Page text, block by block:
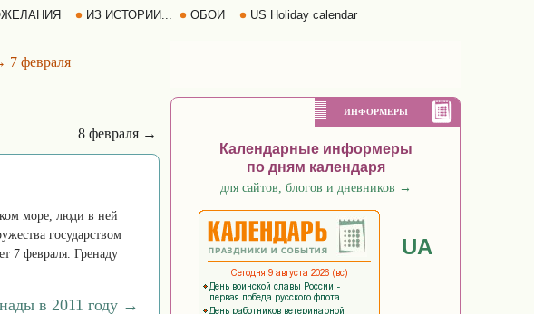
ИЗ ИСТОРИИ... ОБОИ US Holiday calendar
7 февраля
8 февраля →
море, люди в ней
государством
7 февраля. Гренаду
в 2011 году →
ИНФОРМЕРЫ
Календарные информеры
по дням календаря
для сайтов, блогов и дневников →
UA